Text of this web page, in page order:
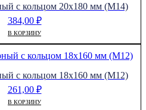
с кольцом 20х180 мм (М14)
384,00 ₽
В КОРЗИНУ
с кольцом 18х160 мм (М12)
261,00 ₽
В КОРЗИНУ